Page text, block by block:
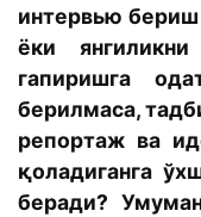
интервью
ёки
гапиришга
берилмаса,
репортаж ва
қоладиганга
беради?